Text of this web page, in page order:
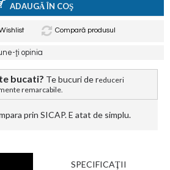
ADAUGĂ ÎN COŞ
Compară produsul
ţi opinia
bucati? Te bucuri de reduceri
remarcabile.
prin SICAP. E atat de simplu.
SPECIFICAŢII